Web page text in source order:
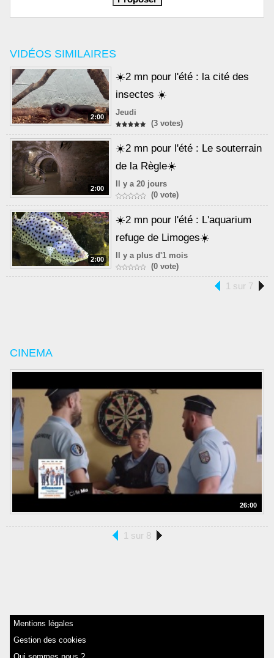
VIDÉOS SIMILAIRES
2:00
☀️2 mn pour l'été : la cité des
insectes ☀️
Jeudi
(3 votes)
2:00
☀️2 mn pour l'été : Le souterrain
de la Règle☀️
Il y a 20 jours
(0 vote)
2:00
☀️2 mn pour l'été : L'aquarium
refuge de Limoges☀️
Il y a plus d'1 mois
(0 vote)
1 sur 7
CINEMA
26:00
1 sur 8
Mentions légales
Gestion des cookies